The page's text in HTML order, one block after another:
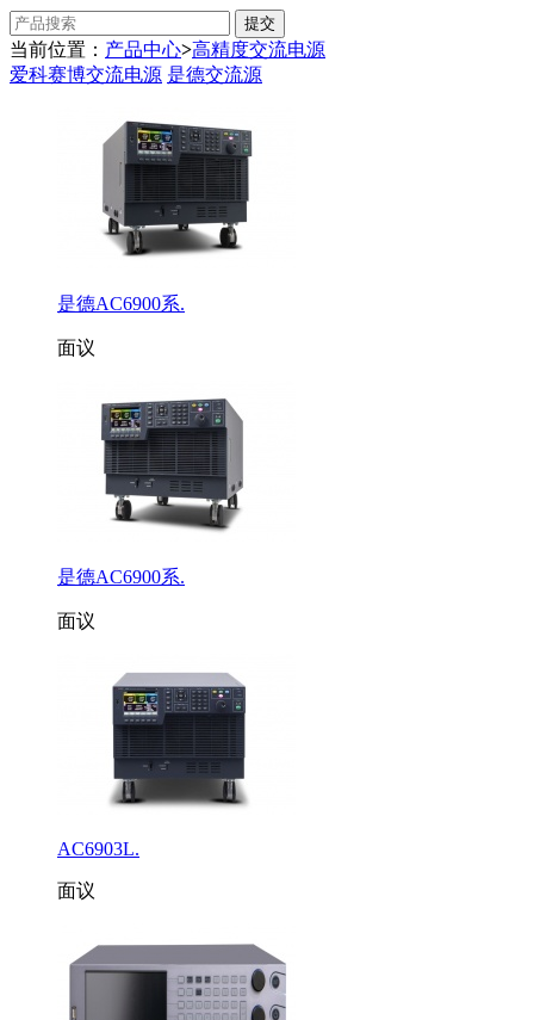
当前位置： 产品中心>高精度交流电源
爱科赛博交流电源 是德交流源
是德AC6900系.
面议
是德AC6900系.
面议
AC6903L.
面议